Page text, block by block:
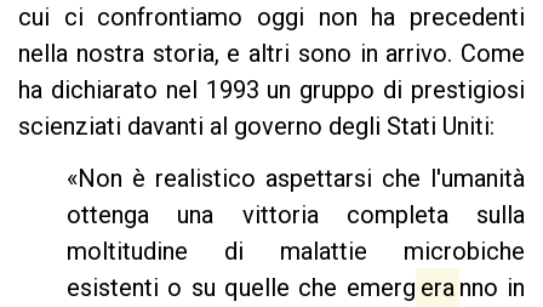
cui ci confrontiamo oggi non ha precedenti
nella nostra storia, e altri sono in arrivo. Come
ha dichiarato nel 1993 un gruppo di prestigiosi
scienziati davanti al governo degli Stati Uniti:
«Non è realistico aspettarsi che l'umanità
ottenga una vittoria completa sulla
moltitudine di malattie microbiche
esistenti o su quelle che emerg era nno in